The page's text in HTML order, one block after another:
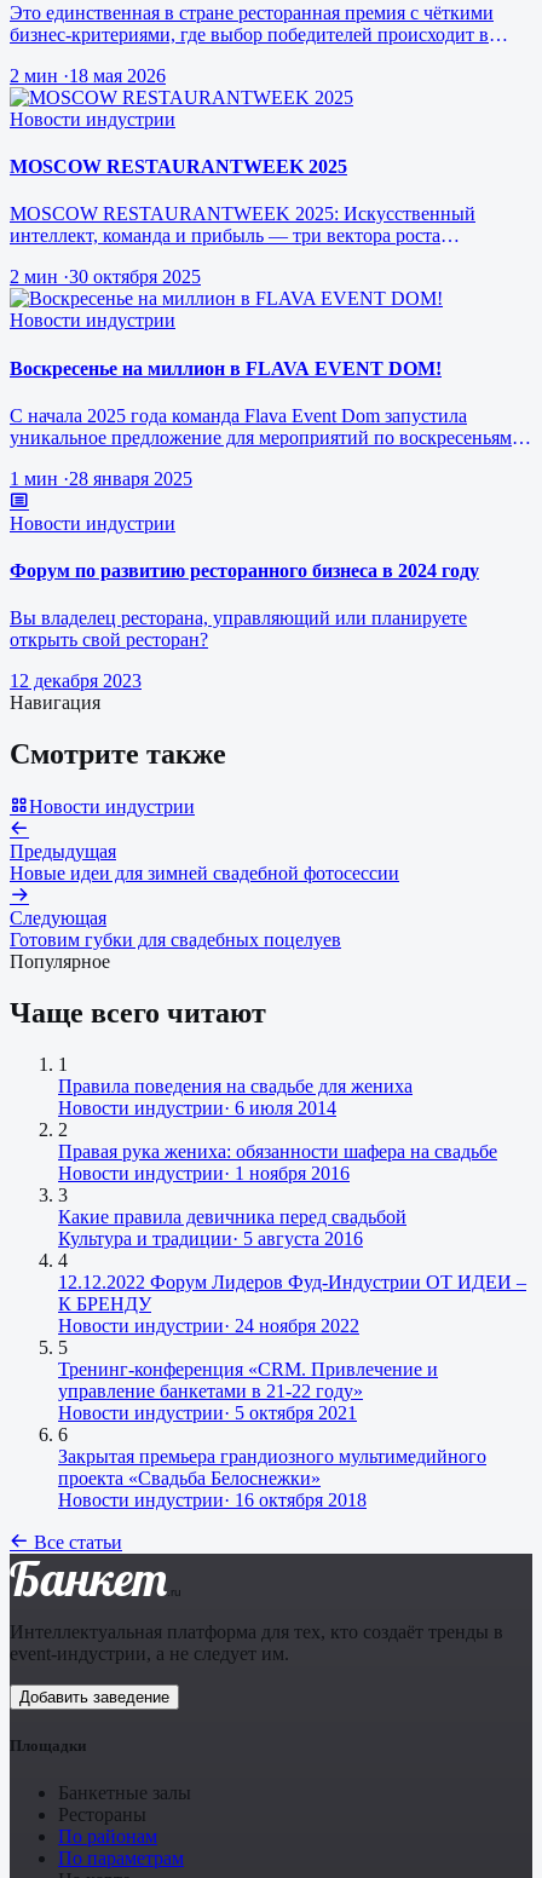
Это единственная в стране ресторанная премия с чёткими
бизнес-критериями, где выбор победителей происходит в
2 мин ·18 мая 2026
Новости индустрии
MOSCOW RESTAURANTWEEK 2025
MOSCOW RESTAURANTWEEK 2025: Искусственный
интеллект, команда и прибыль — три вектора роста
2 мин ·30 октября 2025
Новости индустрии
Воскресенье на миллион в FLAVA EVENT DOM!
С начала 2025 года команда Flava Event Dom запустила
уникальное предложение для мероприятий по воскресеньям за
1 мин ·28 января 2025
Новости индустрии
Форум по развитию ресторанного бизнеса в 2024 году
Вы владелец ресторана, управляющий или планируете
открыть свой ресторан?
12 декабря 2023
Навигация
Смотрите также
Новости индустрии
Предыдущая
Новые идеи для зимней свадебной фотосессии
Следующая
Готовим губки для свадебных поцелуев
Популярное
Чаще всего читают
1
Правила поведения на свадьбе для жениха
Новости индустрии· 6 июля 2014
2
Правая рука жениха: обязанности шафера на свадьбе
Новости индустрии· 1 ноября 2016
3
Какие правила девичника перед свадьбой
Культура и традиции· 5 августа 2016
4
12.12.2022 Форум Лидеров Фуд-Индустрии ОТ ИДЕИ –
К БРЕНДУ
Новости индустрии· 24 ноября 2022
5
Тренинг-конференция «CRM. Привлечение и
управление банкетами в 21-22 году»
Новости индустрии· 5 октября 2021
6
Закрытая премьера грандиозного мультимедийного
проекта «Свадьба Белоснежки»
Новости индустрии· 16 октября 2018
Все статьи
Банкет .ru
Интеллектуальная платформа для тех, кто создаёт тренды в
event-индустрии, а не следует им.
Добавить заведение
Площадки
Банкетные залы
Рестораны
По районам
По параметрам